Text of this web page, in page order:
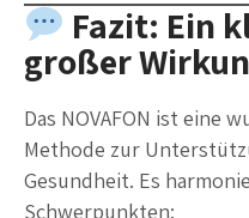
Fazit: Ein
großer
Das NOVAFON ist eine
Methode zur
Gesundheit. Es
Schwerpunkten: